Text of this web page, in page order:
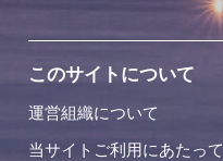
このサイトについて
運営組織について
当サイトご利用にあたって